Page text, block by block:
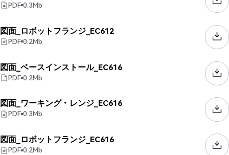
PDF 0.3Mb
図面_ロボットフランジ_EC612
PDF 0.2Mb
図面_ベースインストール_EC616
PDF 0.2Mb
図面_ワーキング・レンジ_EC616
PDF 0.3Mb
図面_ロボットフランジ_EC616
PDF 0.2Mb